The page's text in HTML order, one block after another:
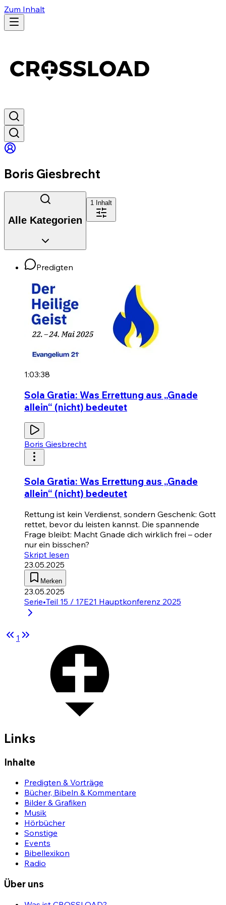
Zum Inhalt
Boris Giesbrecht
Alle Kategorien
1 Inhalt
Predigten
1:03:38
Sola Gratia: Was Errettung aus „Gnade
allein“ (nicht) bedeutet
Boris Giesbrecht
Sola Gratia: Was Errettung aus „Gnade
allein“ (nicht) bedeutet
Rettung ist kein Verdienst, sondern Geschenk: Gott
rettet, bevor du leisten kannst. Die spannende
Frage bleibt: Macht Gnade dich wirklich frei – oder
nur ein bisschen?
Skript lesen
23.05.2025
Merken
23.05.2025
Serie•Teil 15 / 17E21 Hauptkonferenz 2025
1
Links
Inhalte
Predigten & Vorträge
Bücher, Bibeln & Kommentare
Bilder & Grafiken
Musik
Hörbücher
Sonstige
Events
Bibellexikon
Radio
Über uns